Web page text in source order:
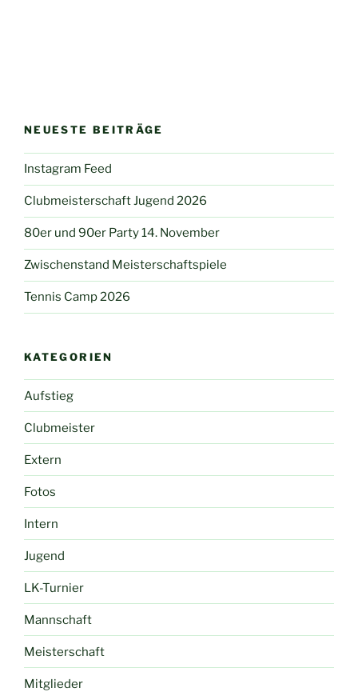
NEUESTE BEITRÄGE
Instagram Feed
Clubmeisterschaft Jugend 2026
80er und 90er Party 14. November
Zwischenstand Meisterschaftspiele
Tennis Camp 2026
KATEGORIEN
Aufstieg
Clubmeister
Extern
Fotos
Intern
Jugend
LK-Turnier
Mannschaft
Meisterschaft
Mitglieder